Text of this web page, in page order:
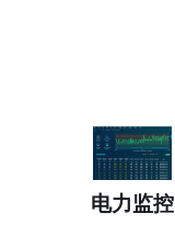
电力监控